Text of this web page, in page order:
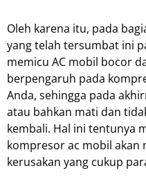
Oleh karena itu, pada
yang telah tersumbat ini
memicu AC mobil bocor
berpengaruh pada
Anda, sehingga pada
atau bahkan mati dan
kembali. Hal ini tentunya
kompresor ac mobil akan
kerusakan yang cukup